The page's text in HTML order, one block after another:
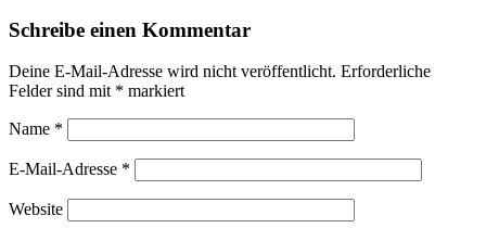
Schreibe einen Kommentar
Deine E-Mail-Adresse wird nicht veröffentlicht. Erforderliche
Felder sind mit * markiert
Name *
E-Mail-Adresse *
Website